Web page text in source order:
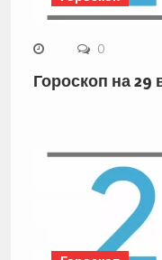
0
Гороскоп на 29